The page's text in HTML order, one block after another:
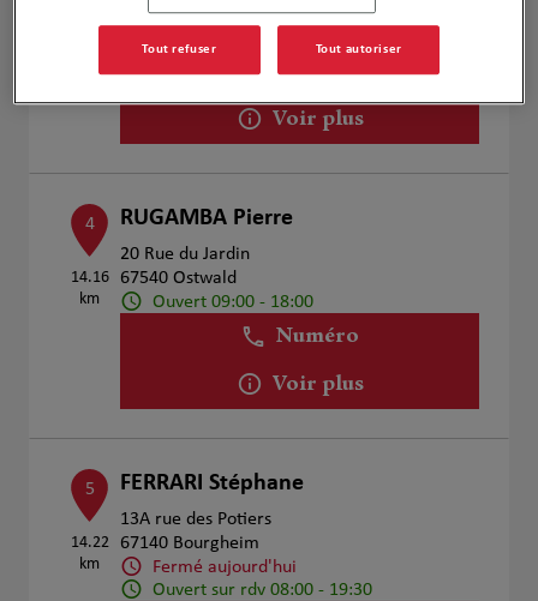
67960 Entzheim
Numéro
Voir plus
4
14.16
km
RUGAMBA Pierre
20 Rue du Jardin
67540 Ostwald
Ouvert 09:00 - 18:00
Numéro
Voir plus
5
14.22
km
FERRARI Stéphane
13A rue des Potiers
67140 Bourgheim
Fermé aujourd'hui
Ouvert sur rdv 08:00 - 19:30
Tout refuser Tout autoriser